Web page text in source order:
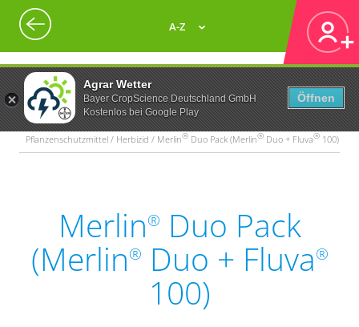
Agrar Wetter
Bayer CropScience Deutschland GmbH
Kostenlos bei Google Play
Öffnen
A-Z
Pflanzenschutzmittel / Herbizid / Merlin® Duo Pack (Merlin® Duo + Fluva® 100)
Merlin® Duo Pack
(Merlin® Duo + Fluva®
100)